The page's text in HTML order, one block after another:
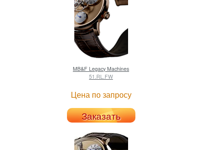
MB&F Legacy Machines
51.RL.FW
Цена по запросу
Заказать